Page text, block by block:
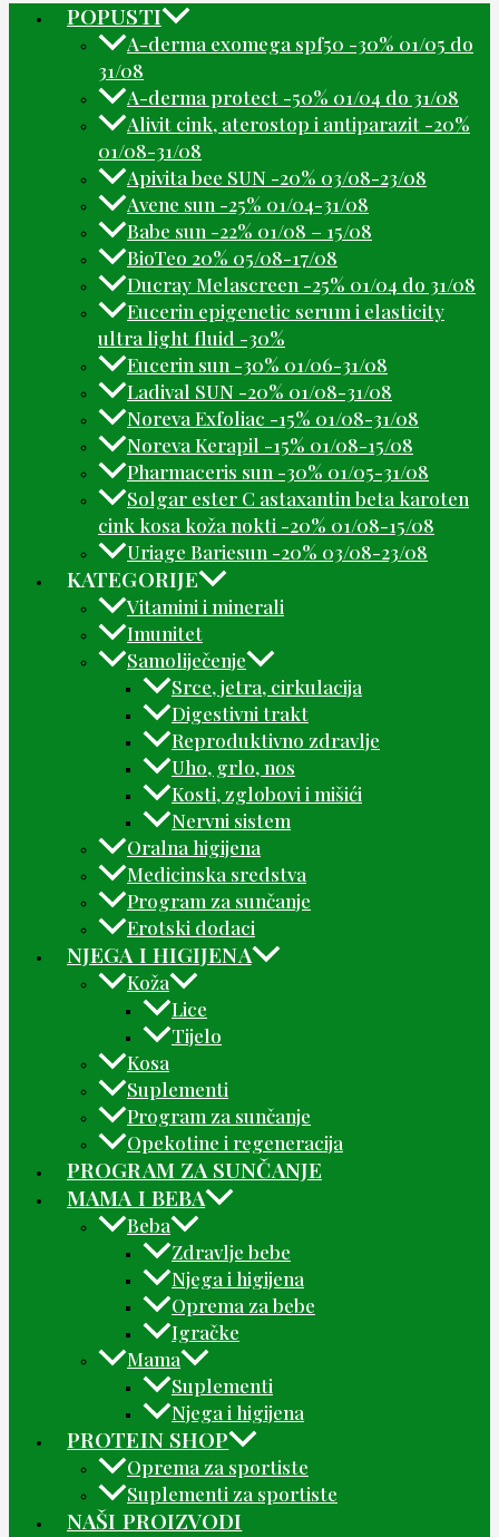
POPUSTI
A-derma exomega spf50 -30% 01/05 do
31/08
A-derma protect -50% 01/04 do 31/08
Alivit cink, aterostop i antiparazit -20%
01/08-31/08
Apivita bee SUN -20% 03/08-23/08
Avene sun -25% 01/04-31/08
Babe sun -22% 01/08 – 15/08
BioTeo 20% 05/08-17/08
Ducray Melascreen -25% 01/04 do 31/08
Eucerin epigenetic serum i elasticity
ultra light fluid -30%
Eucerin sun -30% 01/06-31/08
Ladival SUN -20% 01/08-31/08
Noreva Exfoliac -15% 01/08-31/08
Noreva Kerapil -15% 01/08-15/08
Pharmaceris sun -30% 01/05-31/08
Solgar ester C astaxantin beta karoten
cink kosa koža nokti -20% 01/08-15/08
Uriage Bariesun -20% 03/08-23/08
KATEGORIJE
Vitamini i minerali
Imunitet
Samoliječenje
Srce, jetra, cirkulacija
Digestivni trakt
Reproduktivno zdravlje
Uho, grlo, nos
Kosti, zglobovi i mišići
Nervni sistem
Oralna higijena
Medicinska sredstva
Program za sunčanje
Erotski dodaci
NJEGA I HIGIJENA
Koža
Lice
Tijelo
Kosa
Suplementi
Program za sunčanje
Opekotine i regeneracija
PROGRAM ZA SUNČANJE
MAMA I BEBA
Beba
Zdravlje bebe
Njega i higijena
Oprema za bebe
Igračke
Mama
Suplementi
Njega i higijena
PROTEIN SHOP
Oprema za sportiste
Suplementi za sportiste
NAŠI PROIZVODI